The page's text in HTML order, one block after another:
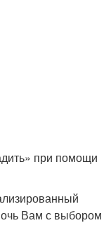
при помощи
Вам с выбором